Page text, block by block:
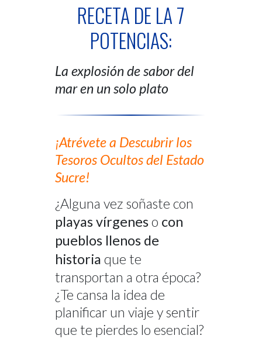
RECETA DE LA 7
POTENCIAS:
La explosión de sabor del
mar en un solo plato
¡Atrévete a Descubrir los
Tesoros Ocultos del Estado
Sucre!
¿Alguna vez soñaste con
playas vírgeneso con
pueblos llenos de
historia que te
transportan a otra época?
¿Te cansa la idea de
planificar un viaje y sentir
que te pierdes lo esencial?